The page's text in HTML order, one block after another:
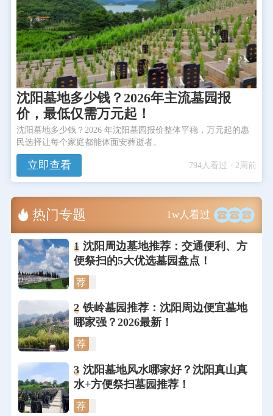
沈阳墓地多少钱？2026年主流墓园报
价，最低仅需万元起！
沈阳墓地多少钱？2026 年沈阳墓园报价整体平稳，万元起的惠
民选择让每个家庭都能体面安葬逝者。
立即查看 794人看过 · 2周前
热门专题 1w人看过
1 沈阳周边墓地推荐：交通便利、方
便祭扫的5大优选墓园盘点！
荐
2 铁岭墓园推荐：沈阳周边便宜墓地
哪家强？2026最新！
荐
3 沈阳墓地风水哪家好？沈阳真山真
水+方便祭扫墓园推荐！
荐